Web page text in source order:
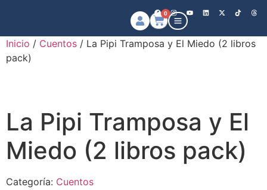
0
Inicio / Cuentos / La Pipi Tramposa y El Miedo (2 libros
pack)
La Pipi Tramposa y El
Miedo (2 libros pack)
Categoría: Cuentos